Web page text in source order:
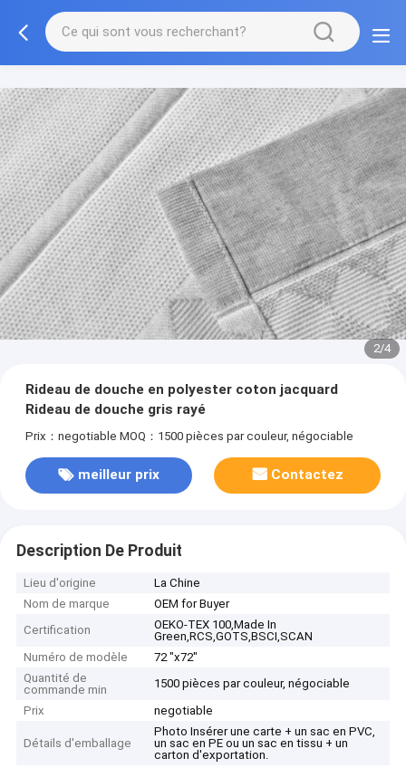
2/4
Rideau de douche en polyester coton jacquard
Rideau de douche gris rayé
Prix：negotiable MOQ：1500 pièces par couleur, négociable
meilleur prix Contactez
Description De Produit
Lieu d'origine
La Chine
Nom de marque
OEM for Buyer
Certification
OEKO-TEX 100,Made In
Green,RCS,GOTS,BSCI,SCAN
Numéro de modèle
72 "x72"
Quantité de
commande min
1500 pièces par couleur, négociable
Prix
negotiable
Détails d'emballage
Photo Insérer une carte + un sac en PVC,
un sac en PE ou un sac en tissu + un
carton d'exportation.